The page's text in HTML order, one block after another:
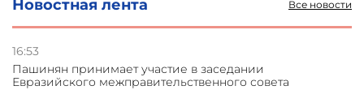
Новостная лента Все новости
16:53
Пашинян принимает участие в заседании
Евразийского межправительственного совета